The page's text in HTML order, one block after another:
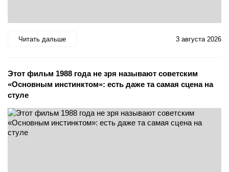
Читать дальше 3 августа 2026
Этот фильм 1988 года не зря называют советским
«Основным инстинктом»: есть даже та самая сцена на
стуле